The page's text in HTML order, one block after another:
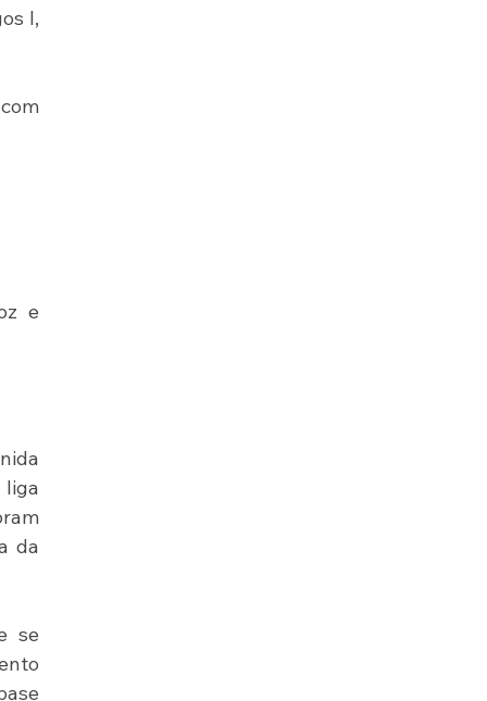
I,
e
da
se